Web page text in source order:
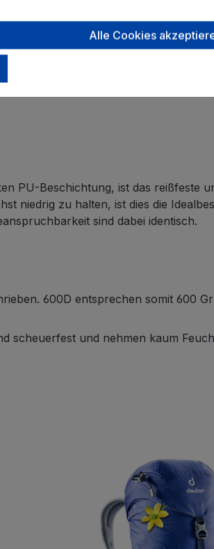
PU-Beschichtung, ist das reißfeste
niedrig zu halten, ist dies die
sind dabei identisch.
600D entsprechen somit 600
scheuerfest und nehmen kaum
Alle Cookies